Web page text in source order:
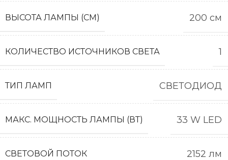
ВЫСОТА ЛАМПЫ (СМ) 200 см
КОЛИЧЕСТВО ИСТОЧНИКОВ СВЕТА 1
ТИП ЛАМП СВЕТОДИОД
МАКС. МОЩНОСТЬ ЛАМПЫ (ВТ) 33 W LED
СВЕТОВОЙ ПОТОК 2152 лм